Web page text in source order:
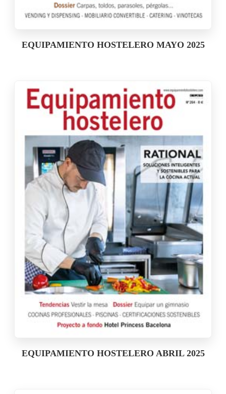
EQUIPAMIENTO HOSTELERO MAYO 2025
EQUIPAMIENTO HOSTELERO ABRIL 2025